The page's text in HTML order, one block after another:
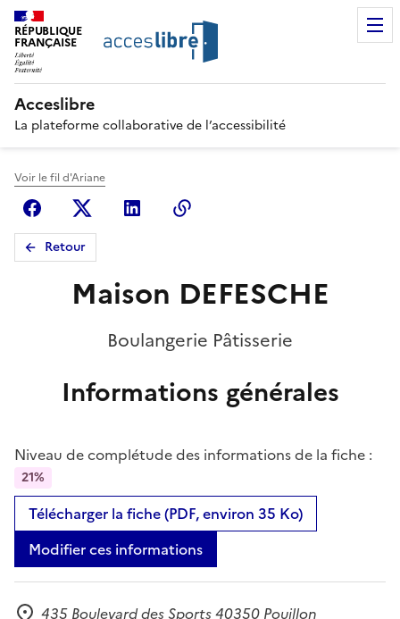
RÉPUBLIQUE
FRANÇAISE
Acceslibre
La plateforme collaborative de l’accessibilité
Voir le fil d'Ariane
FacebookX (anciennement Twitter)
Linkedin
Retour
Maison DEFESCHE
Boulangerie Pâtisserie
Informations générales
Niveau de complétude des informations de la fiche :
21%
Télécharger la fiche (PDF, environ 35 Ko)
Modifier ces informations
435 Boulevard des Sports 40350 Pouillon